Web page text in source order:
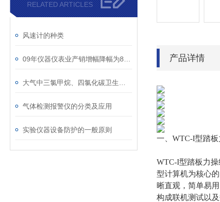
RELATED ARTICLES
风速计的种类
气体检测报警仪的分类及应用
实验仪器设备防护的一般原则
产品详情
一、WTC-I型踏
WTC-I型踏板力
型计算机为核心
晰直观，简单易
构成联机测试以